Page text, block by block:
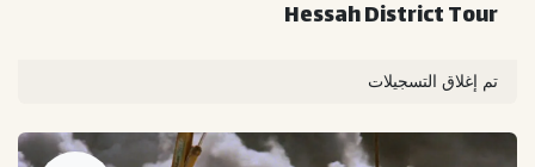
Hessah District Tour
تم إغلاق التسجيلات